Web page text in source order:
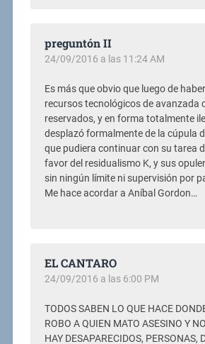
preguntón II
24/09/2016 a las 11:24 AM
Es más que obvio que luego de
recursos tecnológicos de avanzada
reservados, y en forma totalmente
desplazó formalmente de la cúpula
que pudiera continuar con su tarea
favor del residualismo K, y sus
sin ningún límite ni supervisión por
Me hace acordar a Aníbal Gordon…
EL CANTARO
24/09/2016 a las 6:00 PM
TODOS SABEN LO QUE HACE
ROBO A QUIEN MATO ASESINO Y
HAY DESAPARECIDOS, PERSONAS,